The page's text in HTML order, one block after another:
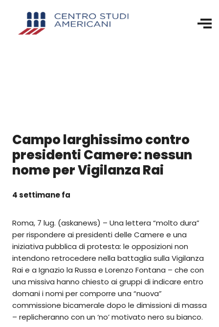
Campo larghissimo contro
presidenti Camere: nessun
nome per Vigilanza Rai
4 settimane fa
Roma, 7 lug. (askanews) – Una lettera “molto dura”
per rispondere ai presidenti delle Camere e una
iniziativa pubblica di protesta: le opposizioni non
intendono retrocedere nella battaglia sulla Vigilanza
Rai e a Ignazio la Russa e Lorenzo Fontana – che con
una missiva hanno chiesto ai gruppi di indicare entro
domani i nomi per comporre una “nuova”
commissione bicamerale dopo le dimissioni di massa
– replicheranno con un ‘no’ motivato nero su bianco.